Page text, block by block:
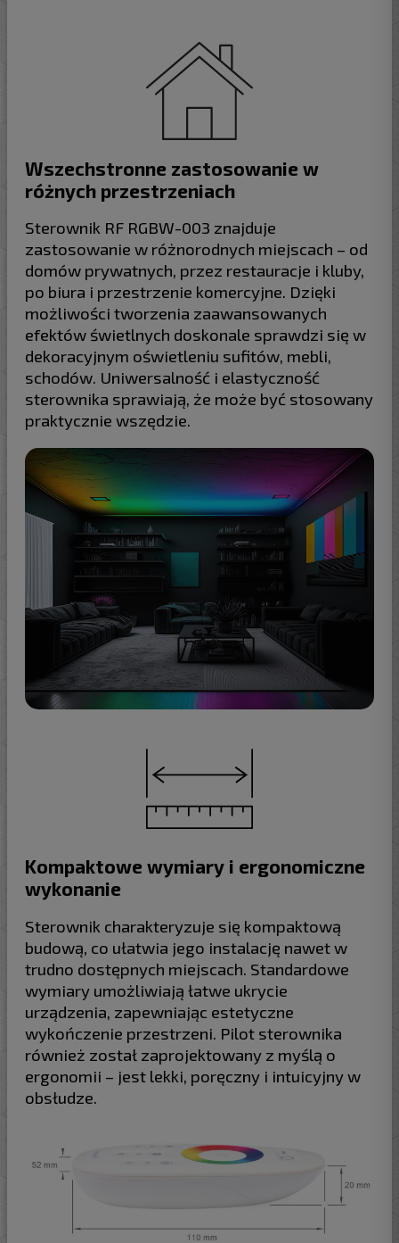
Wszechstronne zastosowanie w
różnych przestrzeniach
Sterownik RF RGBW-003 znajduje
zastosowanie w różnorodnych miejscach – od
domów prywatnych, przez restauracje i kluby,
po biura i przestrzenie komercyjne. Dzięki
możliwości tworzenia zaawansowanych
efektów świetlnych doskonale sprawdzi się w
dekoracyjnym oświetleniu sufitów, mebli,
schodów. Uniwersalność i elastyczność
sterownika sprawiają, że może być stosowany
praktycznie wszędzie.
Kompaktowe wymiary i ergonomiczne
wykonanie
Sterownik charakteryzuje się kompaktową
budową, co ułatwia jego instalację nawet w
trudno dostępnych miejscach. Standardowe
wymiary umożliwiają łatwe ukrycie
urządzenia, zapewniając estetyczne
wykończenie przestrzeni. Pilot sterownika
również został zaprojektowany z myślą o
ergonomii – jest lekki, poręczny i intuicyjny w
obsłudze.